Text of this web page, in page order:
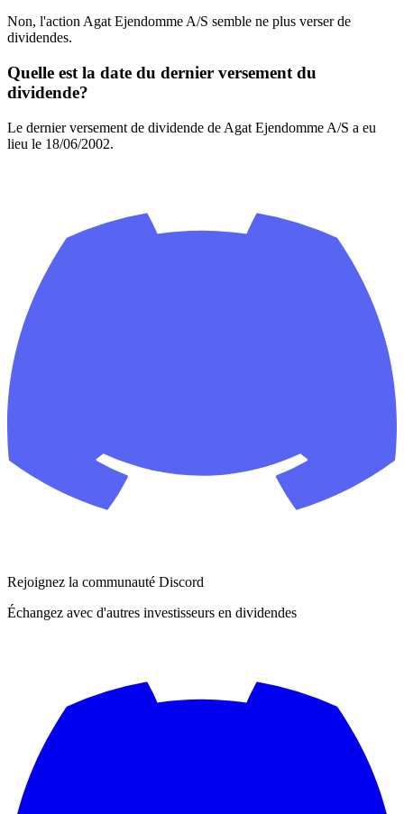
Non, l'action Agat Ejendomme A/S semble ne plus verser de
dividendes.
Quelle est la date du dernier versement du
dividende?
Le dernier versement de dividende de Agat Ejendomme A/S a eu
lieu le 18/06/2002.
Rejoignez la communauté Discord
Échangez avec d'autres investisseurs en dividendes